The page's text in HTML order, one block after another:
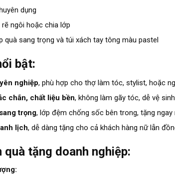
dụng
ngôi hoặc chia lớp
quà sang trọng và túi xách tay tông màu pastel
bật:
nghiệp, phù hợp cho thợ làm tóc, stylist, hoặc
chắn, chất liệu bền, không làm gãy tóc, dễ vệ
trọng, lớp đệm chống sốc bên trong, tặng ngay
lịch, dễ dàng tặng cho cả khách hàng nữ lẫn
quà tặng doanh nghiệp: